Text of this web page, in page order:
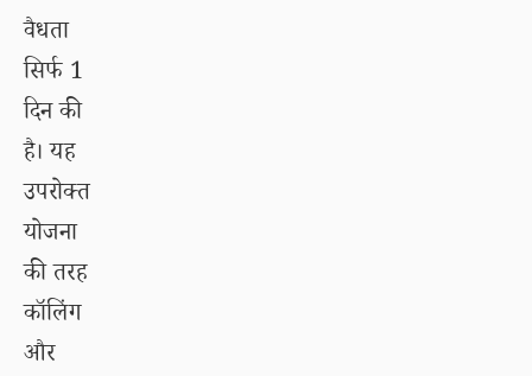
वैधता
सिर्फ 1
दिन की
है। यह
उपरोक्त
योजना
की तरह
कॉलिंग
और